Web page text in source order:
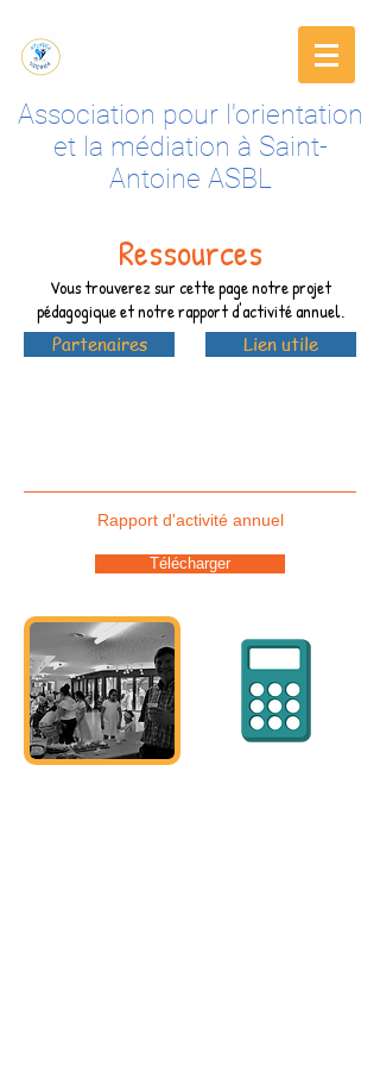
Association pour l'orientation
et la médiation à Saint-
Antoine ASBL
Ressources
Vous trouverez sur cette page notre projet
pédagogique et notre rapport d'activité annuel.
Partenaires Lien utile
Rapport d'activité annuel
Télécharger